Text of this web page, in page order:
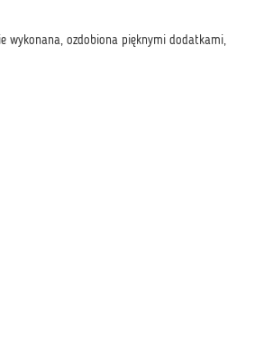
wykonana, ozdobiona pięknymi dodatkami,